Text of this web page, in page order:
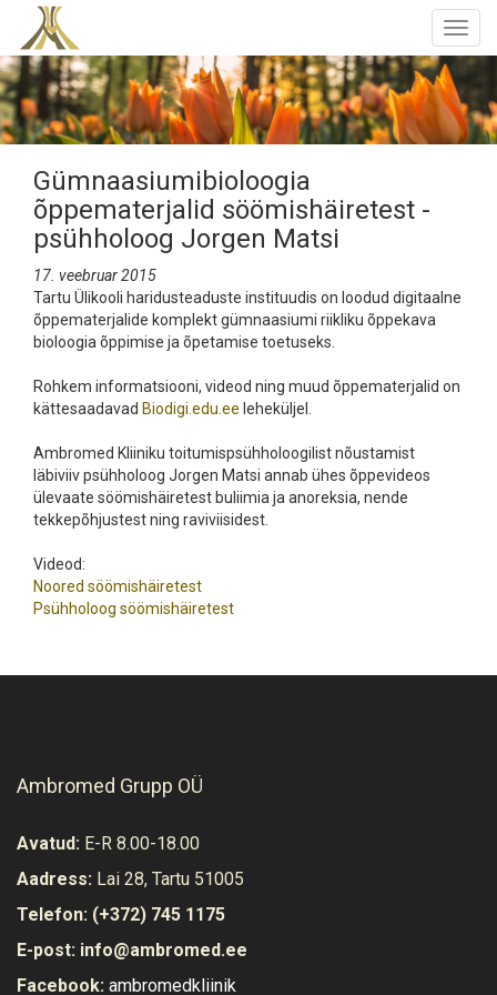
Gümnaasiumibioloogia
õppematerjalid söömishäiretest -
psühholoog Jorgen Matsi
17. veebruar 2015
Tartu Ülikooli haridusteaduste instituudis on loodud digitaalne
õppematerjalide komplekt gümnaasiumi riikliku õppekava
bioloogia õppimise ja õpetamise toetuseks.
Rohkem informatsiooni, videod ning muud õppematerjalid on
kättesaadavad Biodigi.edu.ee leheküljel.
Ambromed Kliiniku toitumispsühholoogilist nõustamist
läbiviiv psühholoog Jorgen Matsi annab ühes õppevideos
ülevaate söömishäiretest buliimia ja anoreksia, nende
tekkepõhjustest ning raviviisidest.
Videod:
Noored söömishäiretest
Psühholoog söömishäiretest
Ambromed Grupp OÜ
Avatud: E-R 8.00-18.00
Aadress: Lai 28, Tartu 51005
Telefon: (+372) 745 1175
E-post: info@ambromed.ee
Facebook: ambromedkliinik